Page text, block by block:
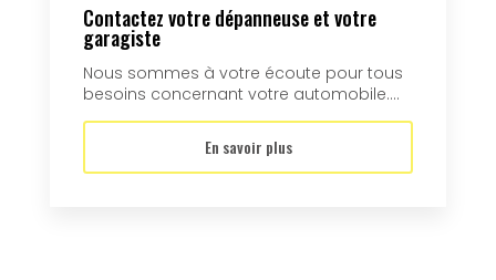
Contactez votre dépanneuse et votre
garagiste
Nous sommes à votre écoute pour tous
besoins concernant votre automobile....
En savoir plus